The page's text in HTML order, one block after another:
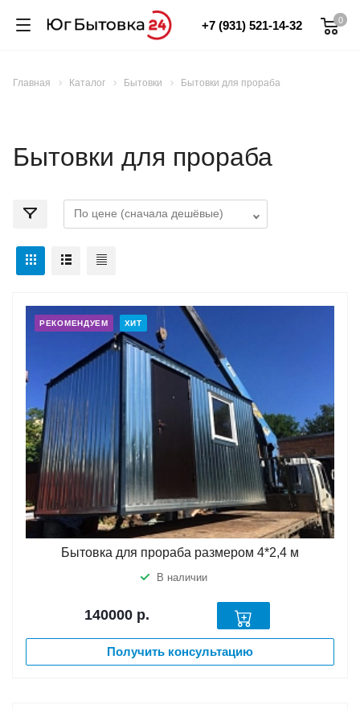
0
+7 (931) 521-14-32
Главная Каталог Бытовки Бытовки для прораба
Бытовки для прораба
РЕКОМЕНДУЕМ ХИТ
Бытовка для прораба размером 4*2,4 м
В наличии
140000 р.
Получить консультацию